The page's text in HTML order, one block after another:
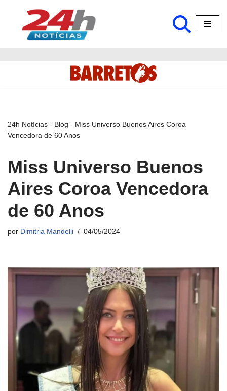
Pular
24h Notícias - Blog - Miss Universo Buenos Aires Coroa
Vencedora de 60 Anos
Miss Universo Buenos
Aires Coroa Vencedora
de 60 Anos
por Dimitria Mandelli 04/05/2024